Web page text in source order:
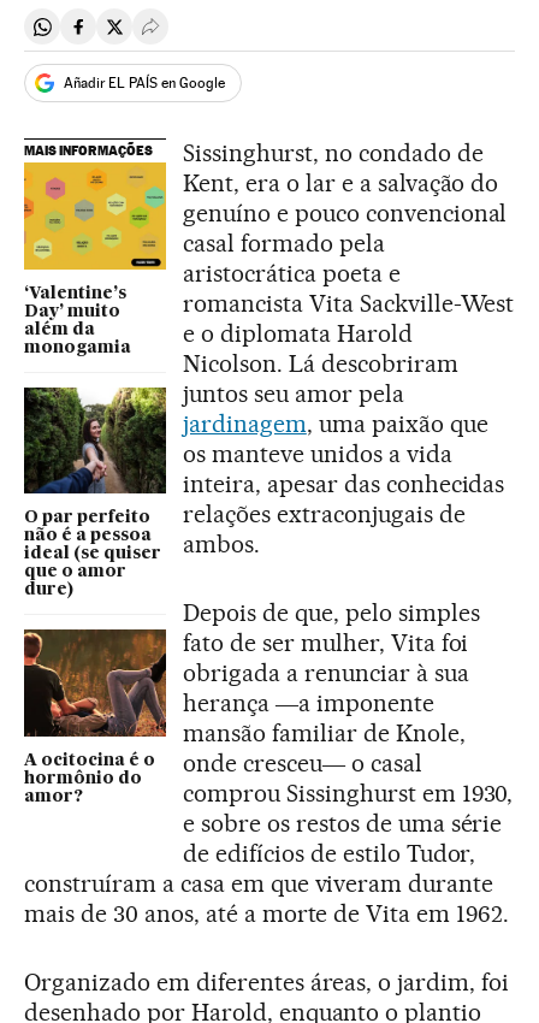
Compartir en Whatsapp
Compartir en Facebook
Compartir en Twitter
Desplegar Redes Sociales
Añadir EL PAÍS en Google
MAIS INFORMAÇÕES
‘Valentine’s
Day’ muito
além da
monogamia
O par perfeito
não é a pessoa
ideal (se quiser
que o amor
dure)
A ocitocina é o
hormônio do
amor?
Sissinghurst, no condado de
Kent, era o lar e a salvação do
genuíno e pouco convencional
casal formado pela
aristocrática poeta e
romancista Vita Sackville-West
e o diplomata Harold
Nicolson. Lá descobriram
juntos seu amor pela
jardinagem, uma paixão que
os manteve unidos a vida
inteira, apesar das conhecidas
relações extraconjugais de
ambos.
Depois de que, pelo simples
fato de ser mulher, Vita foi
obrigada a renunciar à sua
herança ―a imponente
mansão familiar de Knole,
onde cresceu― o casal
comprou Sissinghurst em 1930,
e sobre os restos de uma série
de edifícios de estilo Tudor,
construíram a casa em que viveram durante
mais de 30 anos, até a morte de Vita em 1962.
Organizado em diferentes áreas, o jardim, foi
desenhado por Harold, enquanto o plantio